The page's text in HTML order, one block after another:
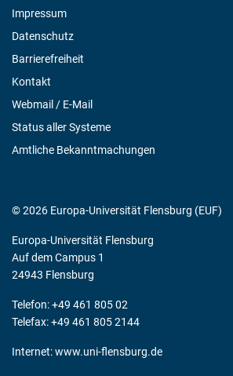
Impressum
Datenschutz
Barrierefreiheit
Kontakt
Webmail / E-Mail
Status aller Systeme
Amtliche Bekanntmachungen
© 2026 Europa-Universität Flensburg (EUF)
Europa-Universität Flensburg
Auf dem Campus 1
24943 Flensburg
Telefon: +49 461 805 02
Telefax: +49 461 805 2144
Internet:www.uni-flensburg.de